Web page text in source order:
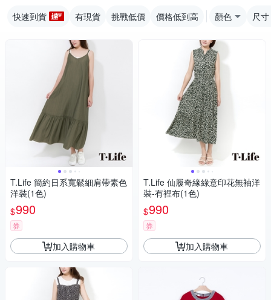
快速到貨 有現貨 挑戰低價 價格低到高 顏色 尺寸
T.Life 簡約日系寬鬆細肩帶素色
洋裝(1色)
$990
券
加入購物車
T.Life 仙履奇緣綠意印花無袖洋
裝-有裡布(1色)
$990
券
加入購物車